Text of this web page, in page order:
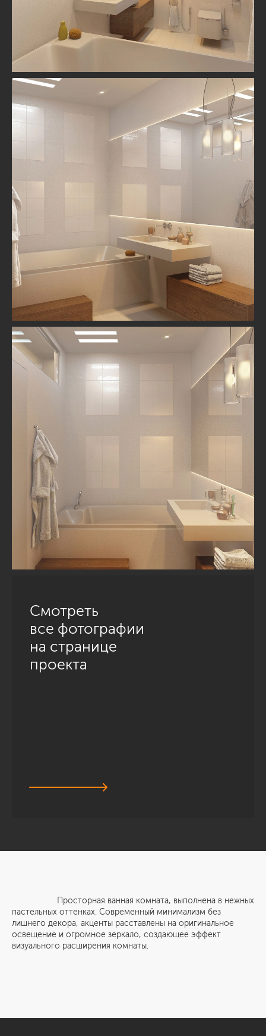
Смотреть
все фотографии
на странице
проекта
Просторная ванная комната, выполнена в нежных
пастельных оттенках. Современный минимализм без
лишнего декора, акценты расставлены на оригинальное
освещение и огромное зеркало, создающее эффект
визуального расширения комнаты.